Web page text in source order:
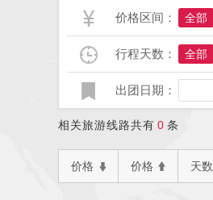
价格区间： 全部
行程天数： 全部
出团日期：
相关旅游线路共有 0 条
价格 价格 天数